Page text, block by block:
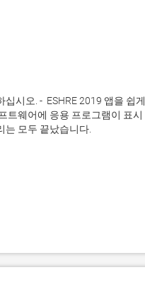
시오. -  ESHRE 2019 앱을 쉽게
트웨어에 응용 프로그램이 표시